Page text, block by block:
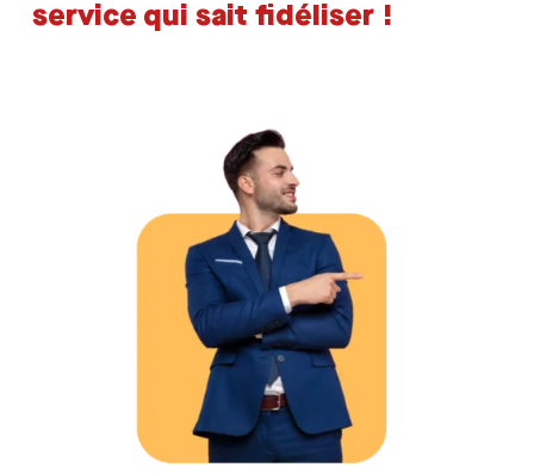
service qui sait fidéliser !